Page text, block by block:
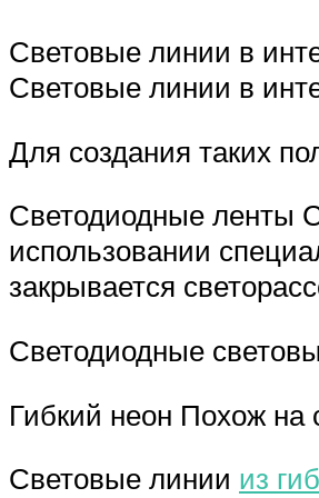
Световые линии в
Световые линии в
Для создания таких
Светодиодные ленты
использовании
закрывается
Светодиодные
Гибкий неон Похож на
Световые линии из